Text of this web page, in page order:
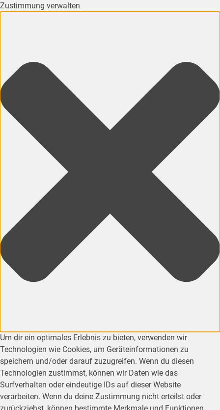
Zustimmung verwalten
Um dir ein optimales Erlebnis zu bieten, verwenden wir
Technologien wie Cookies, um Geräteinformationen zu
speichern und/oder darauf zuzugreifen. Wenn du diesen
Technologien zustimmst, können wir Daten wie das
Surfverhalten oder eindeutige IDs auf dieser Website
verarbeiten. Wenn du deine Zustimmung nicht erteilst oder
zurückziehst, können bestimmte Merkmale und Funktionen